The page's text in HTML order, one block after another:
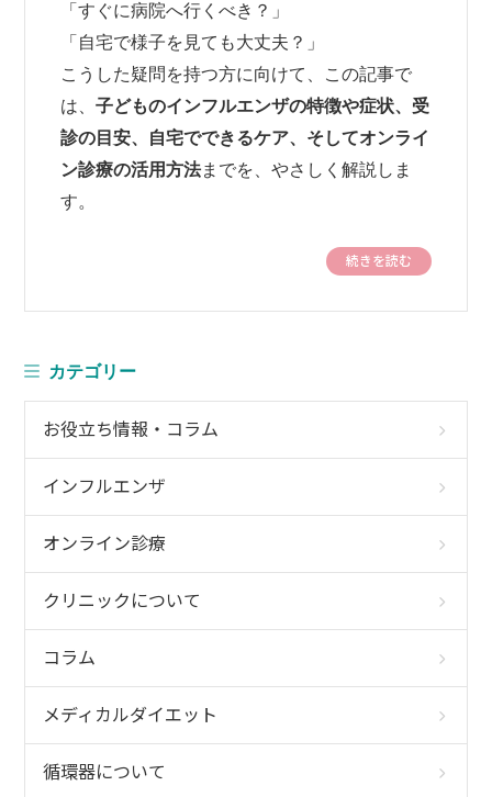
「すぐに病院へ行くべき？」
「自宅で様子を見ても大丈夫？」
こうした疑問を持つ方に向けて、この記事で
は、子どものインフルエンザの特徴や症状、受
診の目安、自宅でできるケア、そしてオンライ
ン診療の活用方法までを、やさしく解説しま
す。
続きを読む
カテゴリー
お役立ち情報・コラム
インフルエンザ
オンライン診療
クリニックについて
コラム
メディカルダイエット
循環器について